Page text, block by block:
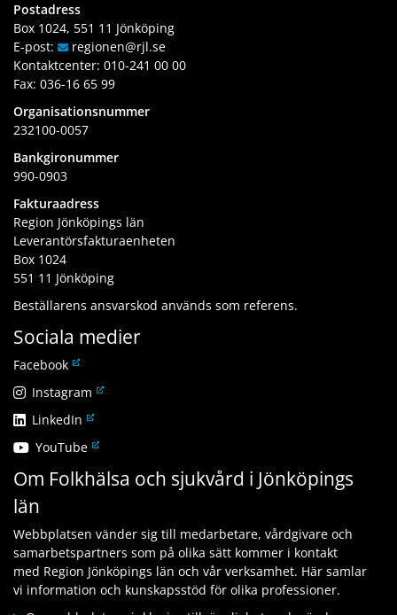
Postadress
Box 1024, 551 11 Jönköping
E-post:
regionen@rjl.se
Kontaktcenter: 010-241 00 00
Fax: 036-16 65 99
Organisationsnummer
232100-0057
Bankgironummer
990-0903
Fakturaadress
Region Jönköpings län
Leverantörsfakturaenheten
Box 1024
551 11 Jönköping
Beställarens ansvarskod används som referens.
Sociala medier
FacebookL
n
k
i
l
n
n
a
n
Instagram L
ä
k
i
a
n
n
a
LinkedIn L
n
k
l
l
a
n
YouTubeL
n
i
l
l
a
Om Folkhälsa och sjukvård i Jönköpings
län
Webbplatsen vänder sig till medarbetare, vårdgivare och
samarbetspartners som på olika sätt kommer i kontakt
med Region Jönköpings län och vår verksamhet. Här samlar
vi information och kunskapsstöd för olika professioner.